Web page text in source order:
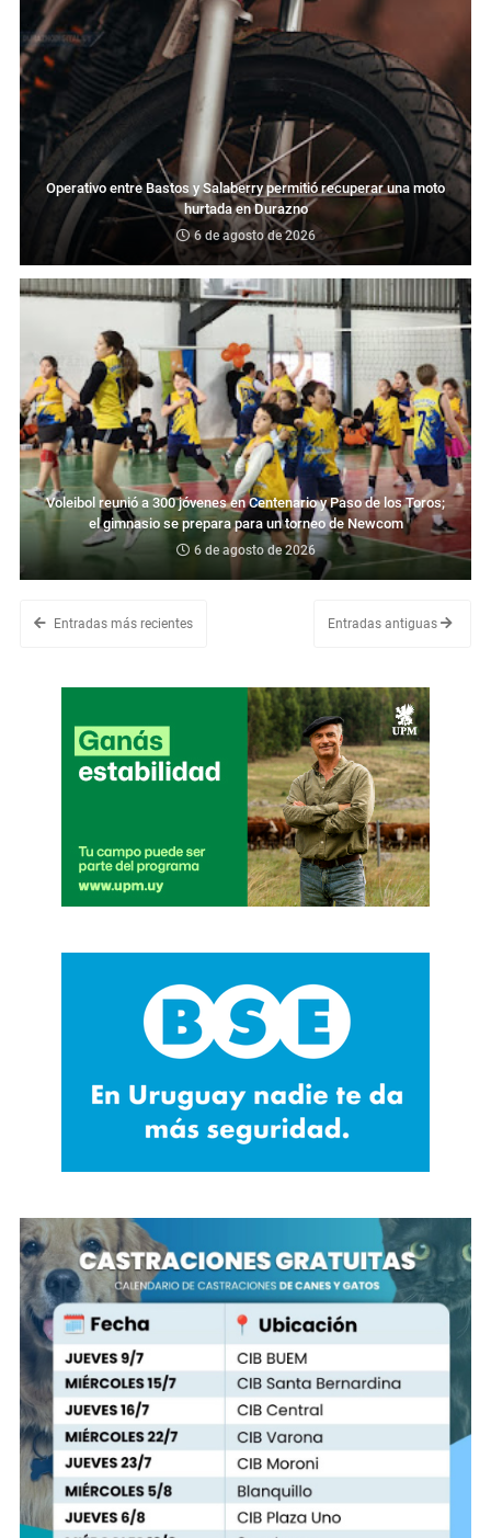
Operativo entre Bastos y Salaberry permitió recuperar una moto
hurtada en Durazno
6 de agosto de 2026
Voleibol reunió a 300 jóvenes en Centenario y Paso de los Toros;
el gimnasio se prepara para un torneo de Newcom
6 de agosto de 2026
Entradas más recientes Entradas antiguas